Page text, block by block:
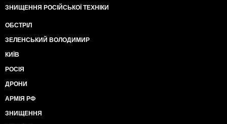
ЗНИЩЕННЯ РОСІЙСЬКОЇ ТЕХНІКИ
ОБСТРІЛ
ЗЕЛЕНСЬКИЙ ВОЛОДИМИР
КИЇВ
РОСІЯ
ДРОНИ
АРМІЯ РФ
ЗНИЩЕННЯ